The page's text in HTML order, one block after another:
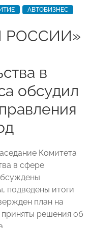
АВТОБИЗНЕС
РОССИИ»
в
обсудил
Комитета
в сфере
подведены итоги
план на
решения об